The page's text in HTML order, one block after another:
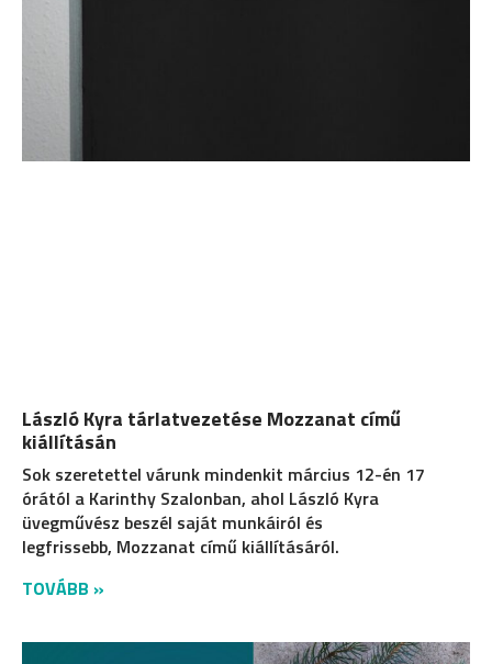
László Kyra tárlatvezetése Mozzanat című
kiállításán
Sok szeretettel várunk mindenkit március 12-én 17
órától a Karinthy Szalonban, ahol László Kyra
üvegművész beszél saját munkáiról és
legfrissebb, Mozzanat című kiállításáról.
TOVÁBB »